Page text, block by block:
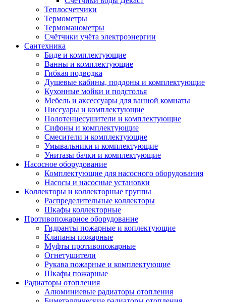
Теплосчетчики
Термометры
Термоманометры
Счётчики учёта электроэнергии
Сантехника
Биде и комплектующие
Ванны и комплектующие
Гибкая подводка
Душевые кабины, поддоны и комплектующие
Кухонные мойки и подстолья
Мебель и аксессуары для ванной комнаты
Писсуары и комплектующие
Полотенцесушители и комплектующие
Сифоны и комплектующие
Смесители и комплектующие
Умывальники и комплектующие
Унитазы бачки и комплектующие
Насосное оборудование
Комплектующие для насосного оборудования
Насосы и насосные установки
Коллекторы и коллекторные группы
Распределительные коллекторы
Шкафы коллекторные
Противопожарное оборудование
Гидранты пожарные и коплектующие
Клапаны пожарные
Муфты противопожарные
Огнетушители
Рукава пожарные и комплектующие
Шкафы пожарные
Радиаторы отопления
Алюминиевые радиаторы отопления